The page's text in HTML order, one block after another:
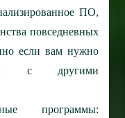
ПО,
повседневных
если вам нужно
с другими
программы: